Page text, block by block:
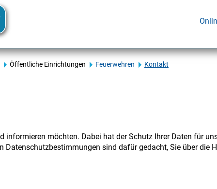
Öffentliche Einrichtungen Feuerwehren Kontakt
informieren möchten. Dabei hat der Schutz Ihrer Daten für
sind dafür gedacht, Sie über die